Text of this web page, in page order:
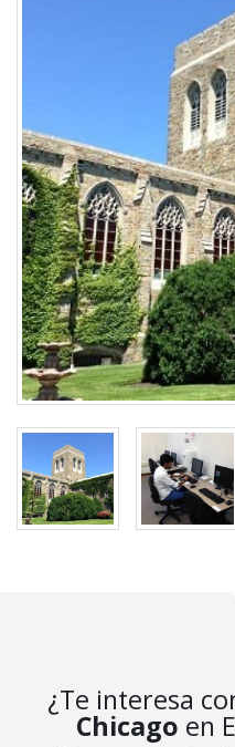
¿Te interesa
Chicago en